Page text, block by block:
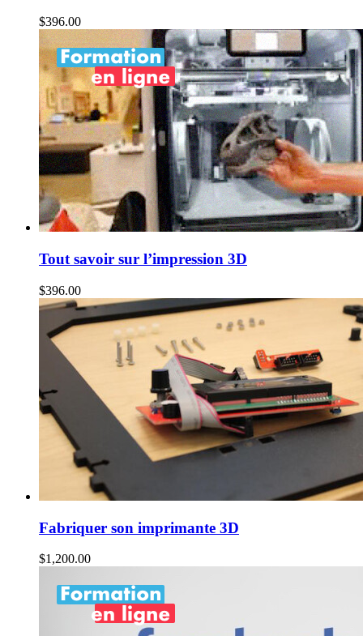
$396.00
Tout savoir sur l’impression 3D
$396.00
Fabriquer son imprimante 3D
$1,200.00